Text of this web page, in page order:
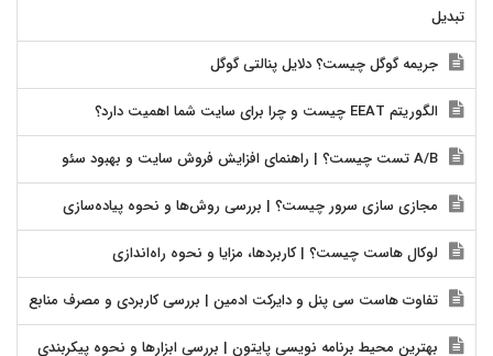
تبدیل
جریمه گوگل چیست؟ دلایل پنالتی گوگل
الگوریتم EEAT چیست و چرا برای سایت شما اهمیت دارد؟
مجازی سازی سرور چیست؟ | بررسی روش‌ها و نحوه پیاده‌سازی
لوکال هاست چیست؟ | کاربردها، مزایا و نحوه راه‌اندازی
تفاوت هاست سی پنل و دایرکت ادمین | بررسی کاربردی و مصرف منابع
بهترین محیط برنامه نویسی پایتون | بررسی ابزارها و نحوه پیکربندی